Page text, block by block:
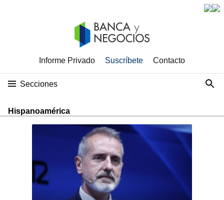
Informe Privado Suscríbete Contacto
Secciones
Hispanoamérica